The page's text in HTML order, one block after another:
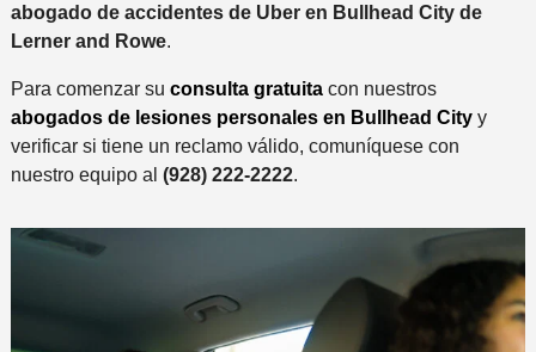
abogado de accidentes de Uber en Bullhead City de
Lerner and Rowe.
Para comenzar su consulta gratuitacon nuestros
abogados de lesiones personales en Bullhead Cityy
verificar si tiene un reclamo válido, comuníquese con
nuestro equipo al (928) 222-2222.